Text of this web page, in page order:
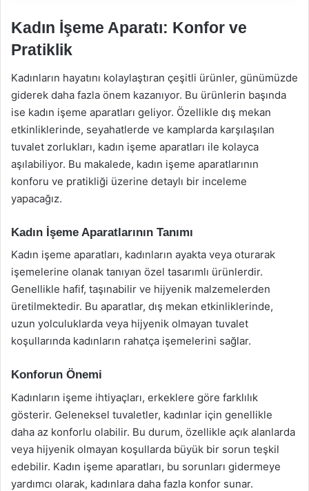
Kadın İşeme Aparatı: Konfor ve
Pratiklik
Kadınların hayatını kolaylaştıran çeşitli ürünler, günümüzde
giderek daha fazla önem kazanıyor. Bu ürünlerin başında
ise kadın işeme aparatları geliyor. Özellikle dış mekan
etkinliklerinde, seyahatlerde ve kamplarda karşılaşılan
tuvalet zorlukları, kadın işeme aparatları ile kolayca
aşılabiliyor. Bu makalede, kadın işeme aparatlarının
konforu ve pratikliği üzerine detaylı bir inceleme
yapacağız.
Kadın İşeme Aparatlarının Tanımı
Kadın işeme aparatları, kadınların ayakta veya oturarak
işemelerine olanak tanıyan özel tasarımlı ürünlerdir.
Genellikle hafif, taşınabilir ve hijyenik malzemelerden
üretilmektedir. Bu aparatlar, dış mekan etkinliklerinde,
uzun yolculuklarda veya hijyenik olmayan tuvalet
koşullarında kadınların rahatça işemelerini sağlar.
Konforun Önemi
Kadınların işeme ihtiyaçları, erkeklere göre farklılık
gösterir. Geleneksel tuvaletler, kadınlar için genellikle
daha az konforlu olabilir. Bu durum, özellikle açık alanlarda
veya hijyenik olmayan koşullarda büyük bir sorun teşkil
edebilir. Kadın işeme aparatları, bu sorunları gidermeye
yardımcı olarak, kadınlara daha fazla konfor sunar.